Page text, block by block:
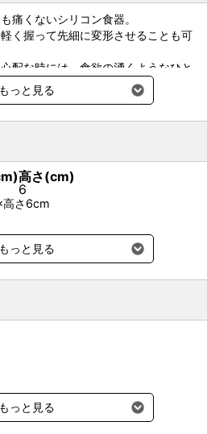
痛くないシリコン食器。
く握って先細に変形させることも可
配な時には、食欲の湧くようなひと
！
くひと工夫を！
ピングで香りが引き立ちます。
老猫は冷水を好む子も。
たら楽な高さに設置。
ると食が進みます。
もっと見る
高さ(cm)
6
高さ6cm
もっと見る
もっと見る